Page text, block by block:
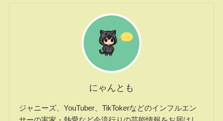
にゃんとも
ジャニーズ、YouTuber、TikTokerなどのインフルエン